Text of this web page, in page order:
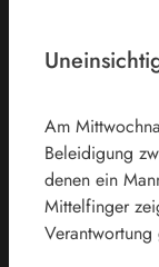
Am
Beleidigung
denen ein
Mittelfinger